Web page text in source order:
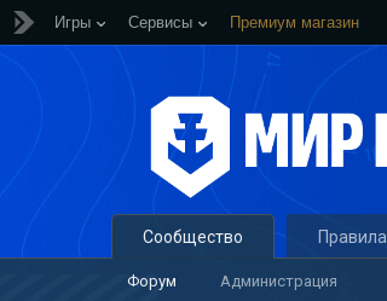
Игры Сервисы Премиум магазин
Сообщество
Форум Администрация
Правила